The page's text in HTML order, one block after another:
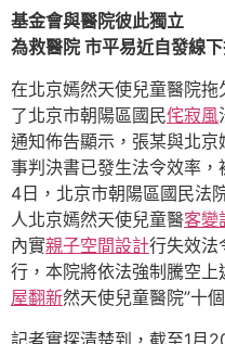
基金會與醫院彼此獨立
為救醫院 市平易近自發線
在北京嫣然天使兒童醫院
了北京市朝陽區國民侘寂風
通知佈告顯示，張某與北
事判決書已發生法令效率
4日，北京市朝陽區國民法
人北京嫣然天使兒童醫客變
內實親子空間設計行失效
行，本院將依法強制騰空
屋翻新然天使兒童醫院”十